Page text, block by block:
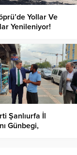
Yollar Ve
Yenileniyor!
Şanlıurfa İl
Günbegi,